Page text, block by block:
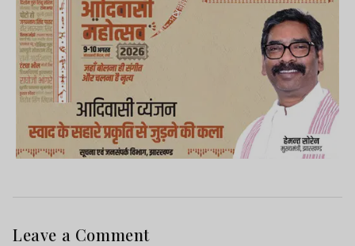
Leave a Comment